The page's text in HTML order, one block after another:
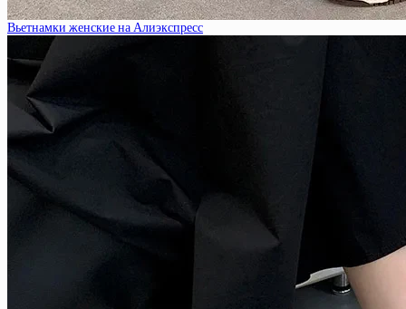
Вьетнамки женские на Алиэкспресс